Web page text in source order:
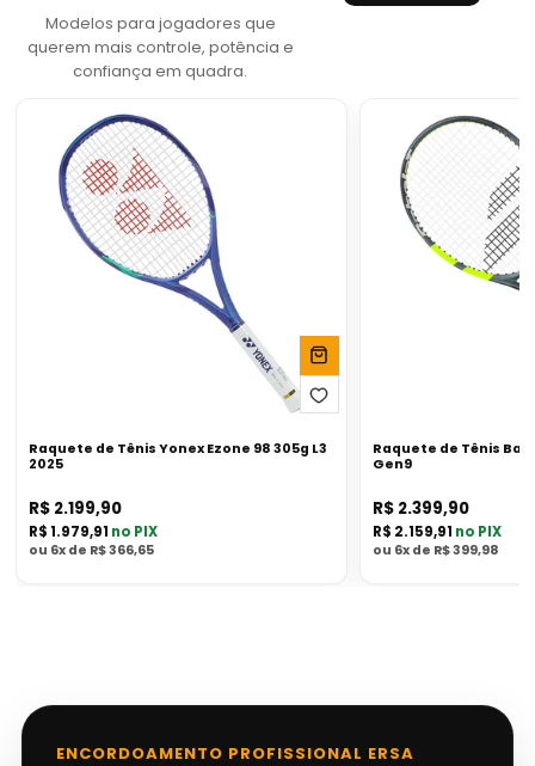
Modelos para jogadores que
querem mais controle, potência e
confiança em quadra.
Yonex
Raquete de Tênis Yonex Ezone 98 305g L3
2025
Preço
atual
R$ 2.199,90
Preço
PIX
R$ 1.979,91 no PIX
Informações
ou 6x de R$ 366,65
Babolat
Raquete de Tênis
Gen9
Preço
atual
R$ 2.399,90
Preço
PIX
R$ 2.159,91 no PIX
Informações
ou 6x de R$ 399,98
ENCORDOAMENTO PROFISSIONAL ERSA